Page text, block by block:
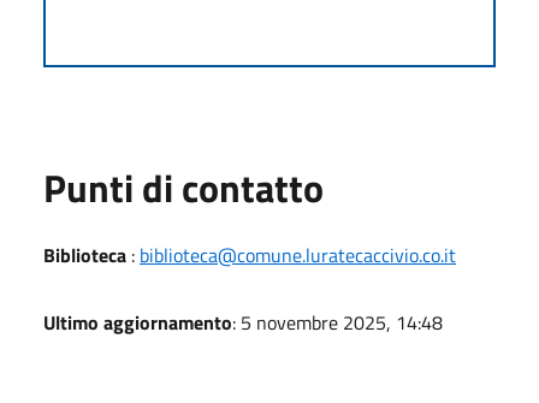
Punti di contatto
Biblioteca : biblioteca@comune.luratecaccivio.co.it
Ultimo aggiornamento: 5 novembre 2025, 14:48